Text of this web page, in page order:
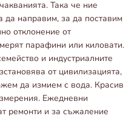
Така че ние
да направим, за да поставим
отклонение от
парафини или киловати.
и индустриалните
от цивилизацията,
да измием с вода. Красив
Ежедневни
ремонти и за съжаление